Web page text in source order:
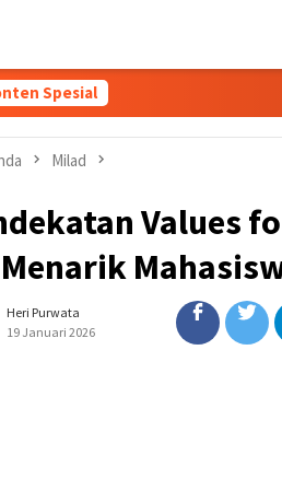
Spesial
Milad
Values
Heri Purwata
19 Januari 2026